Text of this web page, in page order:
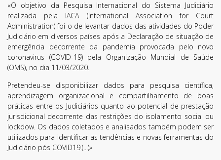
«O objetivo da Pesquisa Internacional do Sistema Judiciário
realizada pela IACA (International Association for Court
Administration) foi o de levantar dados das atividades do Poder
Judiciário em diversos países após a Declaração de situação de
emergência decorrente da pandemia provocada pelo novo
coronavirus (COVID-19) pela Organização Mundial de Saúde
(OMS), no dia 11/03/2020.
Pretendeu-se disponibilizar dados para pesquisa científica,
aprendizagem organizacional e compartilhamento de boas
práticas entre os Judiciários quanto ao potencial de prestação
jurisdicional decorrente das restrições do isolamento social ou
lockdow. Os dados coletados e analisados também podem ser
utilizados para identificar as tendências e novas ferramentas do
Judiciário pós COVID19.(...)»